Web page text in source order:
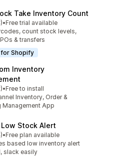
Take Inventory Count
yhteensä
•Free trial available
count stock levels,
& transfers
Shopify
Inventory
yhteensä
•Free to install
Inventory, Order &
Management App
Stock Alert
yhteensä
•Free plan available
based low inventory alert
slack easily